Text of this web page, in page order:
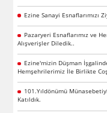
Ezine Sanayi Esnaflarımızı
Pazaryeri Esnaflarımız ve
Alışverişler Diledik..
Ezine'mizin Düşman
Hemşehrilerimiz İle Birlikte
101.Yıldönümü
Katıldık.